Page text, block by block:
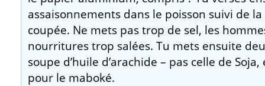
assaisonnements dans le poisson suivi de
coupée. Ne mets pas trop de sel, les
nourritures trop salées. Tu mets ensuite
soupe d’huile d’arachide – pas celle de
pour le maboké.